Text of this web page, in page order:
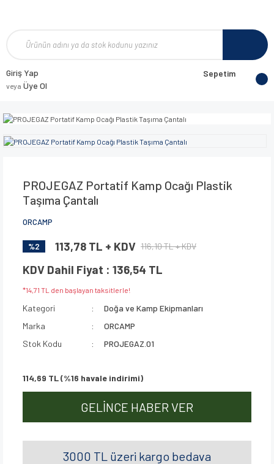
Giriş Yap
veya Üye Ol
Sepetim
PROJEGAZ Portatif Kamp Ocağı Plastik
Taşıma Çantalı
ORCAMP
%2 113,78 TL + KDV 116,10 TL + KDV
KDV Dahil Fiyat : 136,54 TL
*14,71 TL den başlayan taksitlerle!
Kategori
Doğa ve Kamp Ekipmanları
Marka
ORCAMP
Stok Kodu
PROJEGAZ.01
114,69 TL (%16 havale indirimi)
GELİNCE HABER VER
3000 TL üzeri kargo bedava